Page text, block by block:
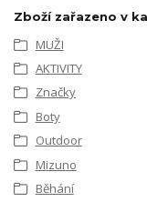
Zboží zařazeno v
MUŽI
AKTIVITY
Značky
Boty
Outdoor
Mizuno
Běhání